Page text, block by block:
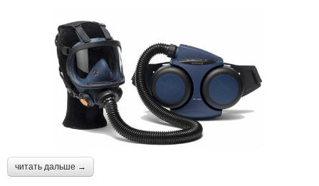
читать дальше →